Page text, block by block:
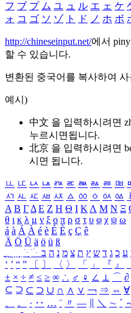
フ ブ プ ム ユ ュ ル エ ェ ケ
ォ コ ゴ ソ ゾ ト ド ノ ホ ボ
http://chineseinput.net/에서
할 수 있습니다.
변환된 중국어를 복사하여
예시)
中文 을 입력하시려면
누르시면됩니다.
北京 을 입력하시려면
시면 됩니다.
ㅥ ㅦ ㅧ ㅨ ㅩ ㅪ ㅫ ㅬ ㅭ ㅮ
ㅺ ㅻ ㅼ ㅽ ㅾ ㅿ ㆀ ㆁ ㆂ ㆃ
Α Β ΓΔ Ε Ζ Η Θ Ι ΚΛ Μ Ν Ξ
θ ι κ λ μ ν ξ ο π ρ σ τ υ φ χ ψ ω
á à Á À é è É È ç Ç ê
Ä Ö Ü ä ö ü ß
ִֶֹ ֻּ ׁׂ ע כ ג ד ש ץ ת צ מ נ ה ב
‘ ’ “ ” 〔 〕 〈 〉 「 」 『 』
± × ÷ ≠ ≤ ≥ ∞ ∴ ♂ ♀ ∠ ⊥ ⌒ ∂
⊆ ⊇ ⊂ ⊃ ∪ ∩ ∧ ∨ ￢ ⇒ ⇔ ∀
、
。 · ‥ … ¨ 〃 ― ＼ ∼ ´